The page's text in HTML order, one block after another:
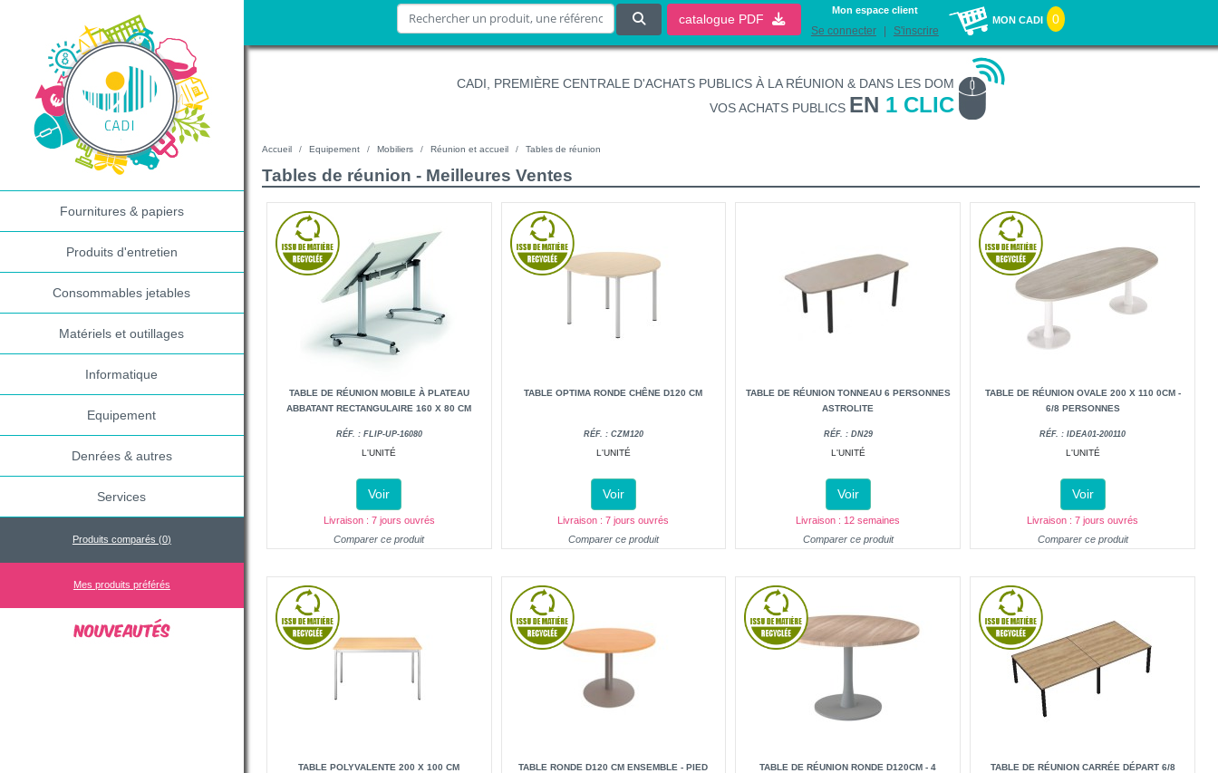
Fournitures & papiers
Produits d'entretien
Consommables jetables
Matériels et outillages
Informatique
Equipement
Denrées & autres
Services
Produits comparés (0)
Mes produits préférés
catalogue PDF
Mon espace client
Se connecter S'inscrire
MON CADI 0
CADI, PREMIÈRE CENTRALE D'ACHATS PUBLICS À LA RÉUNION & DANS LES DOM
VOS ACHATS PUBLICS EN 1 CLIC
Accueil Equipement Mobiliers Réunion et accueil Tables de réunion
Tables de réunion - Meilleures Ventes
TABLE DE RÉUNION MOBILE À PLATEAU
ABBATANT RECTANGULAIRE 160 X 80 CM
RÉF. : FLIP-UP-16080
L'UNITÉ
Voir
Livraison : 7 jours ouvrés
Comparer ce produit
TABLE OPTIMA RONDE CHÊNE D120 CM
RÉF. : CZM120
L'UNITÉ
Voir
Livraison : 7 jours ouvrés
Comparer ce produit
TABLE DE RÉUNION TONNEAU 6 PERSONNES
ASTROLITE
RÉF. : DN29
L'UNITÉ
Voir
Livraison : 12 semaines
Comparer ce produit
TABLE DE RÉUNION OVALE 200 X 110 0CM -
6/8 PERSONNES
RÉF. : IDEA01-200110
L'UNITÉ
Voir
Livraison : 7 jours ouvrés
Comparer ce produit
TABLE POLYVALENTE 200 X 100 CM
TABLE RONDE D120 CM ENSEMBLE - PIED
TABLE DE RÉUNION RONDE D120CM - 4
TABLE DE RÉUNION CARRÉE DÉPART 6/8